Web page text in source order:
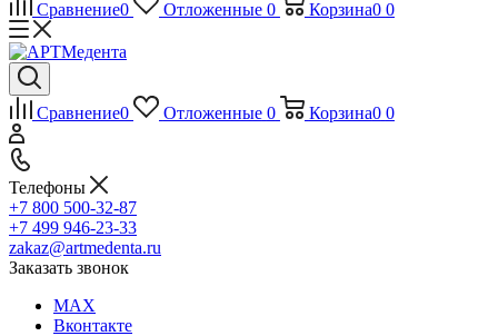
Сравнение0 Отложенные 0 Корзина0 0
Сравнение0 Отложенные 0 Корзина0 0
Телефоны
+7 800 500-32-87
+7 499 946-23-33
zakaz@artmedenta.ru
Заказать звонок
MAX
Вконтакте